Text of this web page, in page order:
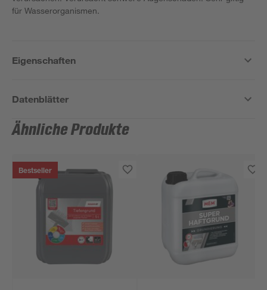
für Wasserorganismen.
Eigenschaften
Datenblätter
Ähnliche Produkte
Bestseller